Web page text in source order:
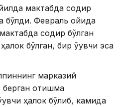
мактабда содир
бўлди. Февраль ойида
содир бўлган
бўлган, бир ўқувчи эса
марказий
берган отишма
ҳалок бўлиб, камида